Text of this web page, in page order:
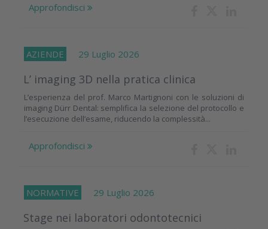
Approfondisci
AZIENDE 29 Luglio 2026
L’ imaging 3D nella pratica clinica
L’esperienza del prof. Marco Martignoni con le soluzioni di
imaging Dürr Dental: semplifica la selezione del protocollo e
l’esecuzione dell’esame, riducendo la complessità...
Approfondisci
NORMATIVE 29 Luglio 2026
Stage nei laboratori odontotecnici